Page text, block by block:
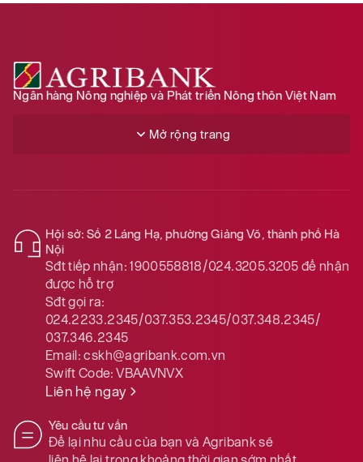
Ngân hàng Nông nghiệp và Phát triển Nông thôn Việt Nam
Mở rộng trang
Hội sở: Số 2 Láng Hạ, phường Giảng Võ, thành phố Hà
Nội
Sđt tiếp nhận: 1900558818/024.3205.3205để nhận
được hỗ trợ
Sđt gọi ra:
024.2233.2345/037.353.2345/037.348.2345/
037.346.2345
Email:cskh@agribank.com.vn
Swift Code:VBAAVNVX
Liên hệ ngay
Yêu cầu tư vấn
Để lại nhu cầu của bạn và Agribank sẽ